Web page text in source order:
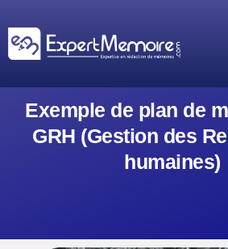
au
contenu
Exemple de plan de
GRH (Gestion des
humaines)